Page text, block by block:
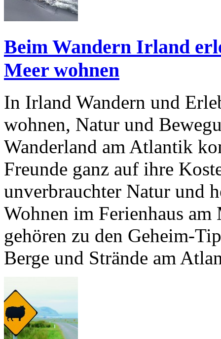
Beim Wandern Irland
Meer wohnen
In Irland Wandern und
wohnen, Natur und
Wanderland am Atlantik
Freunde ganz auf ihre
unverbrauchter Natur und
Wohnen im Ferienhaus
gehören zu den Geheim-
Berge und Strände am